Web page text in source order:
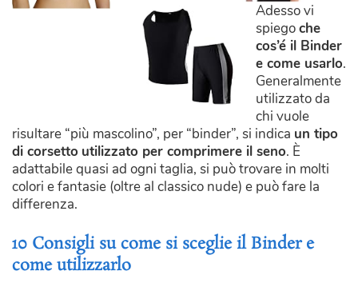
Adesso vi
spiegoche
cos’é il Binder
e come usarlo.
Generalmente
utilizzato da
chi vuole
risultare “più mascolino”, per “binder”, si indica un tipo
di corsetto utilizzato per comprimere il seno. È
adattabile quasi ad ogni taglia, si può trovare in molti
colori e fantasie (oltre al classico nude) e può fare la
differenza.
10 Consigli su come si sceglie il Binder e
come utilizzarlo